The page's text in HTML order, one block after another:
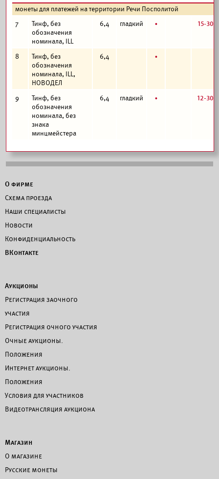
монеты для платежей на территории Речи Посполитой
7
Тинф, без
обозначения
номинала, ILL
6,4 гладкий б 15-30
8
Тинф, без
обозначения
номинала, ILL,
НОВОДЕЛ
6,4 б
9
Тинф, без
обозначения
номинала, без
знака
минцмейстера
6,4 гладкий б 12-30
О фирме
Схема проезда
Наши специалисты
Новости
Конфиденциальность
ВКонтакте
Аукционы
Регистрация заочного
участия
Регистрация очного участия
Очные аукционы.
Положения
Интернет аукционы.
Положения
Условия для участников
Видеотрансляция аукциона
Магазин
О магазине
Русские монеты